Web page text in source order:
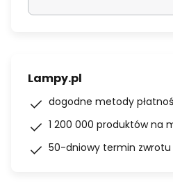
Lampy.pl
dogodne metody
1 200 000 produktów na
50-dniowy termin